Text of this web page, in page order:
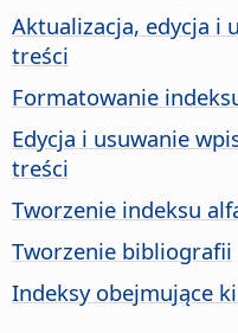
Aktualizacja, edycja i
treści
Formatowanie
Edycja i usuwanie
treści
Tworzenie indeksu
Tworzenie bibliografii
Indeksy obejmujące